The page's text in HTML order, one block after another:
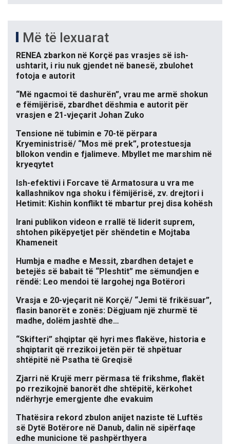
Më të lexuarat
RENEA zbarkon në Korçë pas vrasjes së ish-
ushtarit, i riu nuk gjendet në banesë, zbulohet
fotoja e autorit
“Më ngacmoi të dashurën”, vrau me armë shokun
e fëmijërisë, zbardhet dëshmia e autorit për
vrasjen e 21-vjeçarit Johan Zuko
Tensione në tubimin e 70-të përpara
Kryeministrisë/ “Mos më prek”, protestuesja
bllokon vendin e fjalimeve. Mbyllet me marshim në
kryeqytet
Ish-efektivi i Forcave të Armatosura u vra me
kallashnikov nga shoku i fëmijërisë, zv. drejtori i
Hetimit: Kishin konflikt të mbartur prej disa kohësh
Irani publikon videon e rrallë të liderit suprem,
shtohen pikëpyetjet për shëndetin e Mojtaba
Khameneit
Humbja e madhe e Messit, zbardhen detajet e
betejës së babait të “Pleshtit” me sëmundjen e
rëndë: Leo mendoi të largohej nga Botërori
Vrasja e 20-vjeçarit në Korçë/ “Jemi të frikësuar”,
flasin banorët e zonës: Dëgjuam një zhurmë të
madhe, dolëm jashtë dhe…
“Skifteri” shqiptar që hyri mes flakëve, historia e
shqiptarit që rrezikoi jetën për të shpëtuar
shtëpitë në Psatha të Greqisë
Zjarri në Krujë merr përmasa të frikshme, flakët
po rrezikojnë banorët dhe shtëpitë, kërkohet
ndërhyrje emergjente dhe evakuim
Thatësira rekord zbulon anijet naziste të Luftës
së Dytë Botërore në Danub, dalin në sipërfaqe
edhe municione të pashpërthyera